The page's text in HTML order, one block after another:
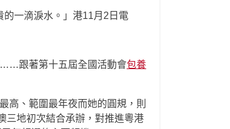
一滴淚水。」港11月2日電
……跟著第十五屆全國活動會包養
高、範圍最年夜而她的圓規，則
三地初次結合承辦，對推進粵港